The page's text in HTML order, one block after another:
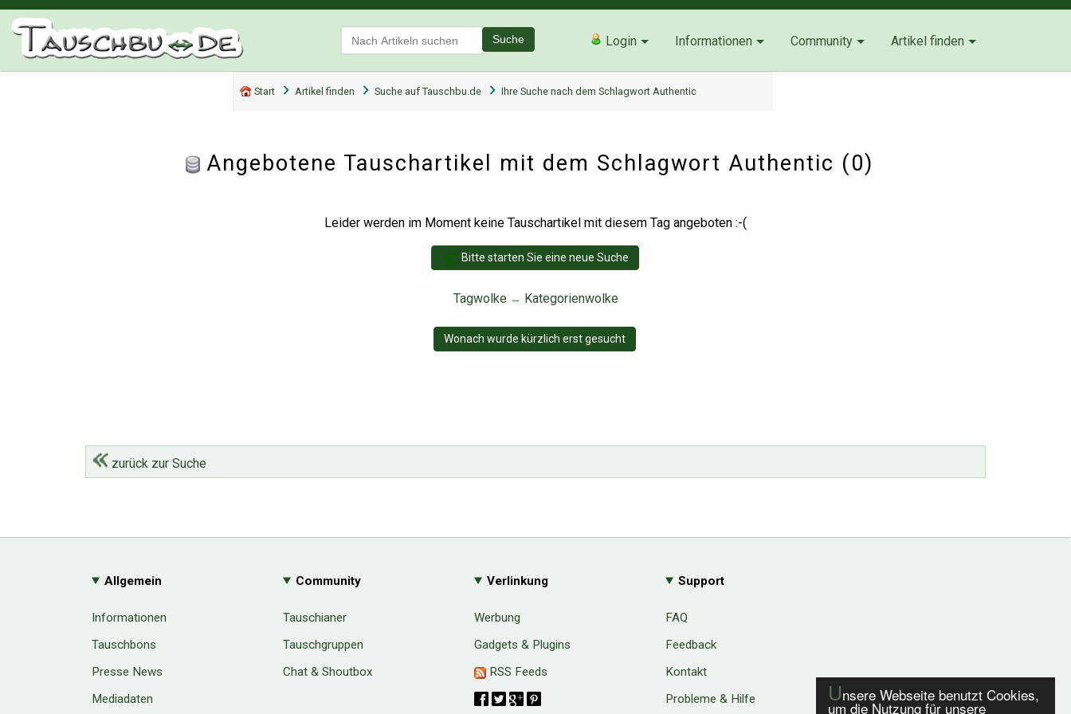
Unsere Webseite benutzt Cookies,
um die Nutzung für unsere
Suche Login Informationen Community Artikel finden
Start Artikel finden Suche auf Tauschbu.de Ihre Suche nach dem Schlagwort Authentic
Angebotene Tauschartikel mit dem Schlagwort Authentic (0)
Leider werden im Moment keine Tauschartikel mit diesem Tag angeboten :-(
Bitte starten Sie eine neue Suche
Tagwolke ↔ Kategorienwolke
Wonach wurde kürzlich erst gesucht
zurück zur Suche
Allgemein
Informationen
Tauschbons
Presse News
Mediadaten
Community
Tauschianer
Tauschgruppen
Chat & Shoutbox
Verlinkung
Werbung
Gadgets & Plugins
RSS Feeds
Support
FAQ
Feedback
Kontakt
Probleme & Hilfe